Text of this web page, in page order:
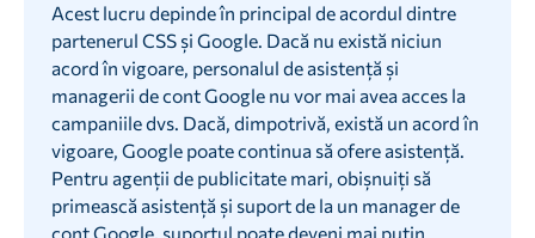
Acest lucru depinde în principal de acordul dintre
partenerul CSS și Google. Dacă nu există niciun
acord în vigoare, personalul de asistență și
managerii de cont Google nu vor mai avea acces la
campaniile dvs. Dacă, dimpotrivă, există un acord în
vigoare, Google poate continua să ofere asistență.
Pentru agenții de publicitate mari, obișnuiți să
primească asistență și suport de la un manager de
cont Google, suportul poate deveni mai puțin